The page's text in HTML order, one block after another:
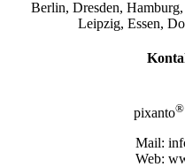
Berlin, Dresden,
Leipzig, Essen,
pixanto®
Mail:
Web: